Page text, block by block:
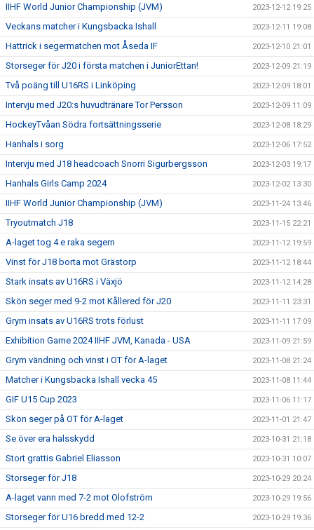
IIHF World Junior Championship (JVM) 2023-12-12 19:25
Veckans matcher i Kungsbacka Ishall 2023-12-11 19:08
Hattrick i segermatchen mot Åseda IF 2023-12-10 21:01
Storseger för J20 i första matchen i JuniorEttan! 2023-12-09 21:19
Två poäng till U16RS i Linköping 2023-12-09 18:01
Intervju med J20:s huvudtränare Tor Persson 2023-12-09 11:09
HockeyTvåan Södra fortsättningsserie 2023-12-08 18:29
Hanhals i sorg 2023-12-06 17:52
Intervju med J18 headcoach Snorri Sigurbergsson 2023-12-03 19:17
Hanhals Girls Camp 2024 2023-12-02 13:30
IIHF World Junior Championship (JVM) 2023-11-24 13:46
Tryoutmatch J18 2023-11-15 22:21
A-laget tog 4.e raka segern 2023-11-12 19:59
Vinst för J18 borta mot Grästorp 2023-11-12 18:44
Stark insats av U16RS i Växjö 2023-11-12 14:28
Skön seger med 9-2 mot Kållered för J20 2023-11-11 23:31
Grym insats av U16RS trots förlust 2023-11-11 17:09
Exhibition Game 2024 IIHF JVM, Kanada - USA 2023-11-09 21:59
Grym vändning och vinst i OT för A-laget 2023-11-08 21:24
Matcher i Kungsbacka Ishall vecka 45 2023-11-08 11:44
GIF U15 Cup 2023 2023-11-06 11:17
Skön seger på OT för A-laget 2023-11-01 21:47
Se över era halsskydd 2023-10-31 21:18
Stort grattis Gabriel Eliasson 2023-10-31 10:07
Storseger för J18 2023-10-29 20:24
A-laget vann med 7-2 mot Olofström 2023-10-29 19:56
Storseger för U16 bredd med 12-2 2023-10-29 19:36